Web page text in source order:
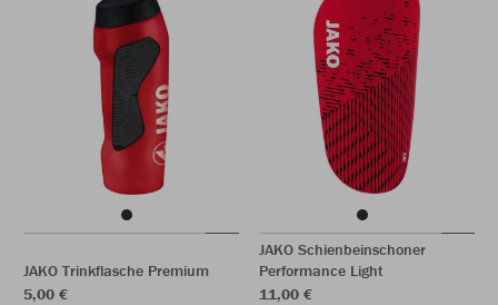
JAKO Trinkflasche Premium
5,00 €
JAKO Schienbeinschoner
Performance Light
11,00 €